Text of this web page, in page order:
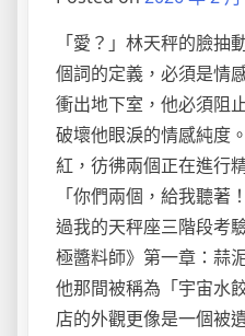
「愛？」林天秤的臉抽
個詞的定義，必須是情
衝出地下室，他必須阻
破壞他眼淚的情感純度
紅，彷彿兩個正在進行
「你們兩個，給我聽著
過我的天秤座三階段考
極醬料師》第一章：蒜
他那間被稱為「宇宙水
店的外觀更像是一個被